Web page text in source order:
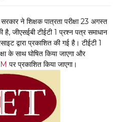
सरकार ने शिक्षक पात्रता परीक्षा 23 अगस्त
है, जीएसईबी टीईटी 1 प्रश्न पत्र समाधान
द्वारा प्रकाशित की गई है। टीईटी 1
के साथ घोषित किया जाएगा और
पर प्रकाशित किया जाएगा।